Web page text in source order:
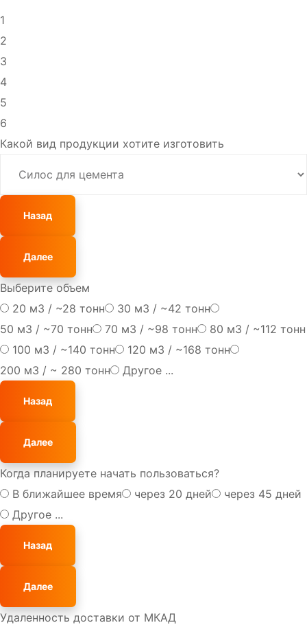
1
2
3
4
5
6
Какой вид продукции хотите изготовить
Назад
Далее
Выберите объем
20 м3 / ~28 тонн
30 м3 / ~42 тонн
50 мЗ / ~70 тонн
70 м3 / ~98 тонн
80 м3 / ~112 тонн
100 м3 / ~140 тонн
120 м3 / ~168 тонн
200 м3 / ~ 280 тонн
Другое ...
Назад
Далее
Когда планируете начать пользоваться?
В ближайшее время
через 20 дней
через 45 дней
Другое ...
Назад
Далее
Удаленность доставки от МКАД